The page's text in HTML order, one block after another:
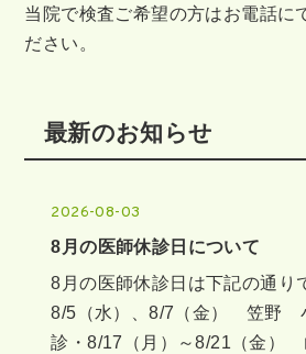
当院で検査ご希望の方はお電話に
ださい。
最新のお知らせ
2026-08-03
8月の医師休診日について
8月の医師休診日は下記の通り
8/5（水）、8/7（金） 笠野
診・8/17（月）～8/21（金